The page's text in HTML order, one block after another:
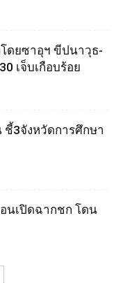
ดยซาอุฯ ขีปนาวุธ-
เจ็บเกือบร้อย
ชี้3จังหวัดการศึกษา
อนเปิดฉากชก โดน